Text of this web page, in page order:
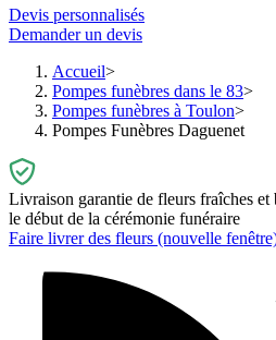
Devis personnalisés
Demander un devis
Accueil
Pompes funèbres dans le 83
Pompes funèbres à Toulon
Pompes Funèbres Daguenet
Livraison garantie de fleurs fraîches et
le début de la cérémonie funéraire
Faire livrer des fleurs (nouvelle